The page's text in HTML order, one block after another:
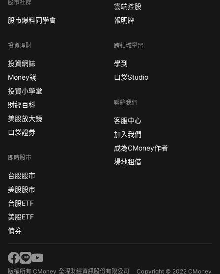
股市社群
股市爆料同學會
投資理財
投資網誌
Money錢
投資小學堂
財經百科
美股放大鏡
口袋證券
即時股市
台股股市
美股股市
台股ETF
美股ETF
債券
雲端控股
報明牌
跨領域學習
學到
口袋Studio
聯絡我們
客服中心
加入我們
成為CMoney作者
場地租借
版權所有 CMoney 全曜財經資訊股份有限公司Copyright © 2022 CMoney